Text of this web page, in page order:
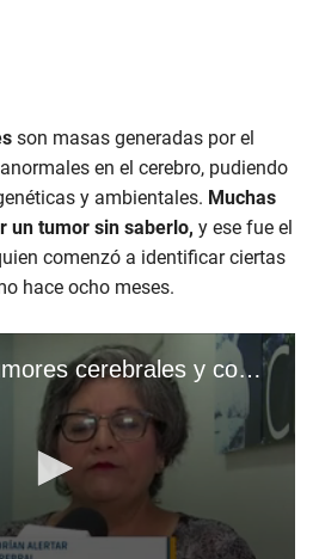
son masas generadas por el
en el cerebro, pudiendo
y ambientales. Muchas
un tumor sin saberlo, y ese fue el
comenzó a identificar ciertas
hace ocho meses.